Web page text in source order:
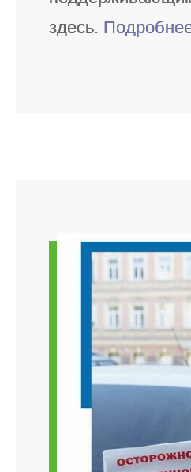
здесь.